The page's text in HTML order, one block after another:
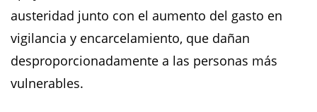
austeridad junto con el aumento del gasto en
vigilancia y encarcelamiento, que dañan
desproporcionadamente a las personas más
vulnerables.